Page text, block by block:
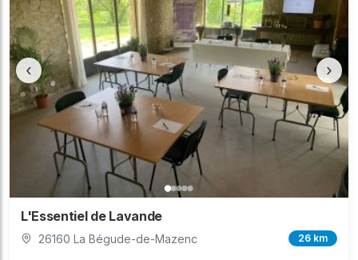
‹ ›
L'Essentiel de Lavande
26160 La Bégude-de-Mazenc 26 km